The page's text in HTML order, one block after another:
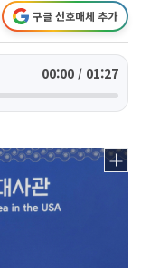
구글 선호매체 추가
00:00 / 01:27